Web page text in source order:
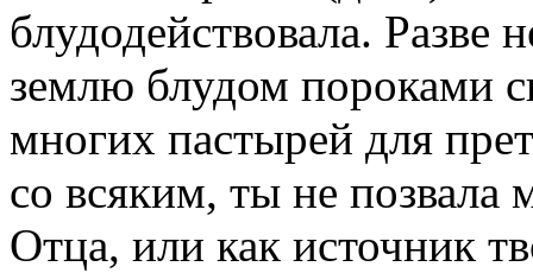
блудодействовала. Разве
землю блудом пороками
многих пастырей для
со всяким, ты не позвала
Отца, или как источник